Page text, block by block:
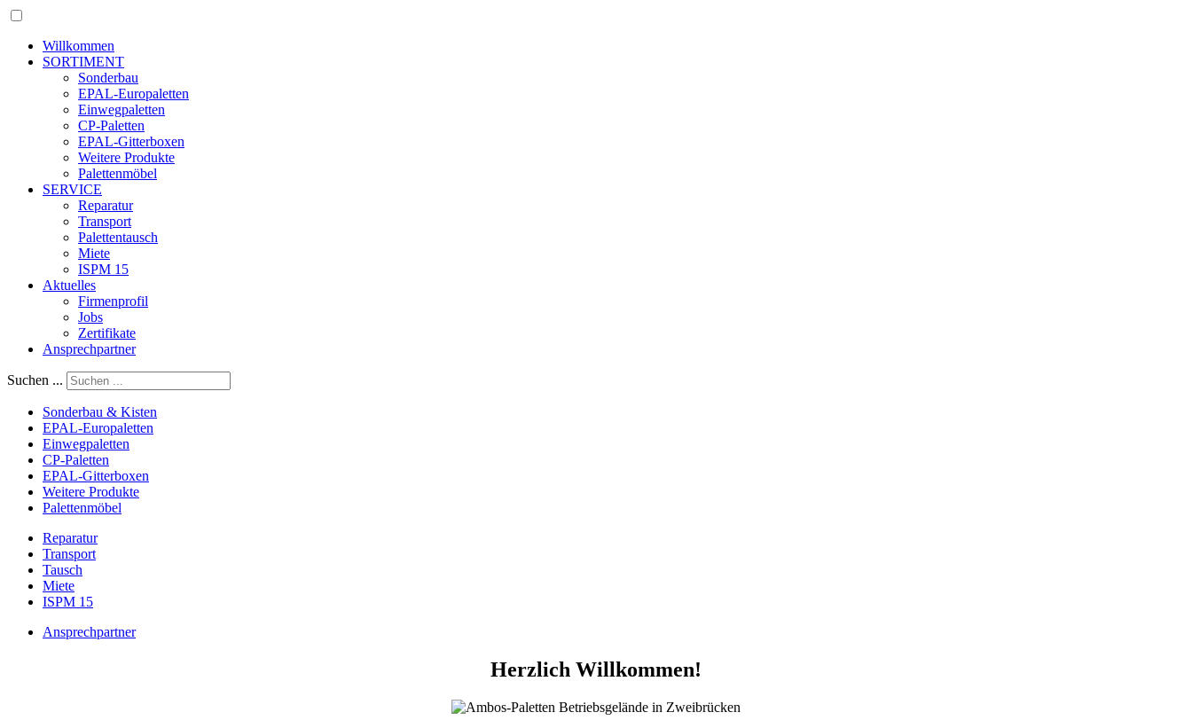
Willkommen
SORTIMENT
Sonderbau
EPAL-Europaletten
Einwegpaletten
CP-Paletten
EPAL-Gitterboxen
Weitere Produkte
Palettenmöbel
SERVICE
Reparatur
Transport
Palettentausch
Miete
ISPM 15
Aktuelles
Firmenprofil
Jobs
Zertifikate
Ansprechpartner
Suchen ...
Sonderbau & Kisten
EPAL-Europaletten
Einwegpaletten
CP-Paletten
EPAL-Gitterboxen
Weitere Produkte
Palettenmöbel
Reparatur
Transport
Tausch
Miete
ISPM 15
Ansprechpartner
Herzlich Willkommen!